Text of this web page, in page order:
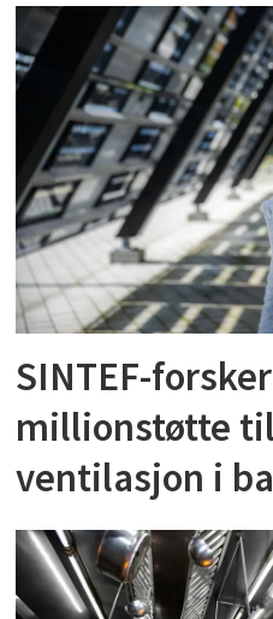
SINTEF-
millionstøtte
ventilasjon i